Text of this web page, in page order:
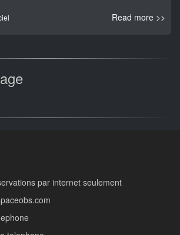
Read more >>
par internet seulement